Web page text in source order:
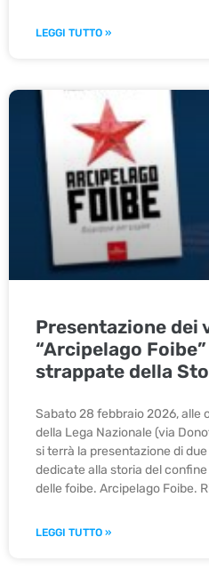
LEGGI TUTTO »
Presentazione dei
“Arcipelago
strappate della
Sabato 28 febbraio 2026, alle
della Lega Nazionale (via
si terrà la presentazione di
dedicate alla storia del
delle foibe. Arcipelago Foibe.
LEGGI TUTTO »